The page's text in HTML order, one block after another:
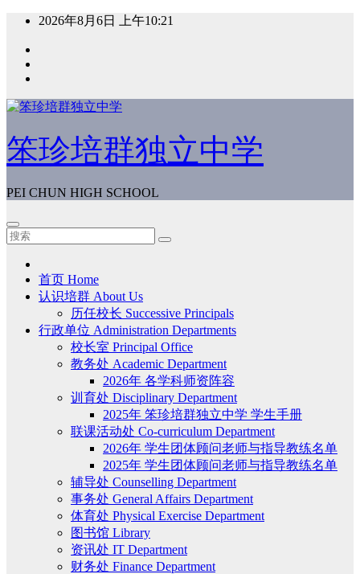
2026年8月6日 上午10:21
笨珍培群独立中学
PEI CHUN HIGH SCHOOL
首页 Home
认识培群 About Us
历任校长 Successive Principals
行政单位 Administration Departments
校长室 Principal Office
教务处 Academic Department
2026年 各学科师资阵容
训育处 Disciplinary Department
2025年 笨珍培群独立中学 学生手册
联课活动处 Co-curriculum Department
2026年 学生团体顾问老师与指导教练名单
2025年 学生团体顾问老师与指导教练名单
辅导处 Counselling Department
事务处 General Affairs Department
体育处 Physical Exercise Department
图书馆 Library
资讯处 IT Department
财务处 Finance Department